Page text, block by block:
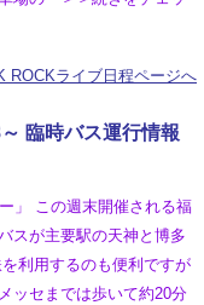
ROCKライブ日程ページへ
臨時バス運行情報
」 この週末開催される福
スが主要駅の天神と博多
利用するのも便利ですが
ッセまでは歩いて約20分